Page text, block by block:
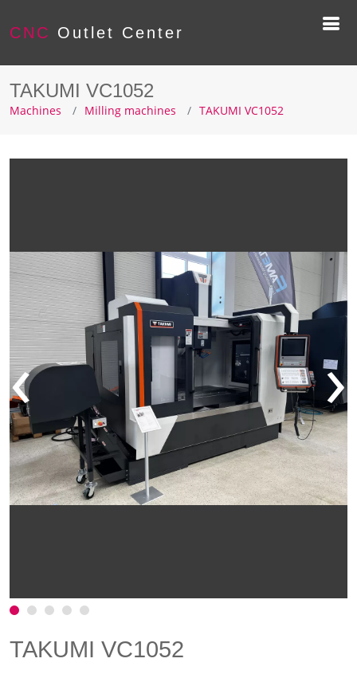
CNC Outlet Center
TAKUMI VC1052
Machines Milling machines TAKUMI VC1052
‹ ›
TAKUMI VC1052